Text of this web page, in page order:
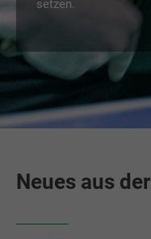
setzen.
Neues aus der